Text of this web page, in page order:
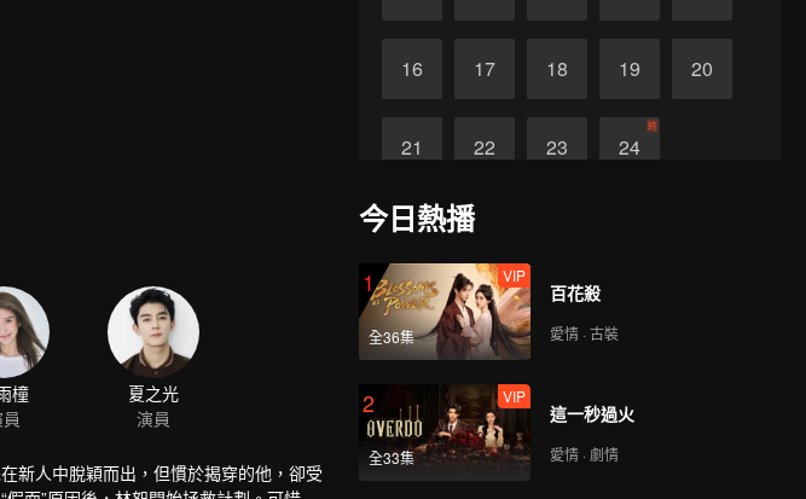
16 17 18 19 20
21 22 23 24
終
橦
夏之光
演員
新人中脫穎而出，但慣於揭穿的他，卻受
今日熱播
1
全36集
VIP
百花殺
愛情 · 古裝
2
全33集
VIP
這一秒過火
愛情 · 劇情